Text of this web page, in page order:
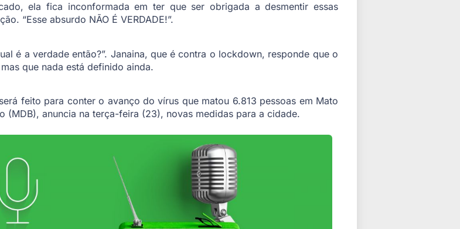
ela fica inconformada em ter que ser obrigada a desmentir essas
“Esse absurdo NÃO É VERDADE!”.
é a verdade então?”. Janaina, que é contra o lockdown, responde que o
que nada está definido ainda.
feito para conter o avanço do vírus que matou 6.813 pessoas em Mato
(MDB), anuncia na terça-feira (23), novas medidas para a cidade.